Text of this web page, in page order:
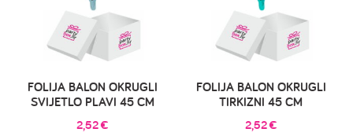
FOLIJA BALON OKRUGLI
SVIJETLO PLAVI 45 CM
2,52€
FOLIJA BALON OKRUGLI
TIRKIZNI 45 CM
2,52€